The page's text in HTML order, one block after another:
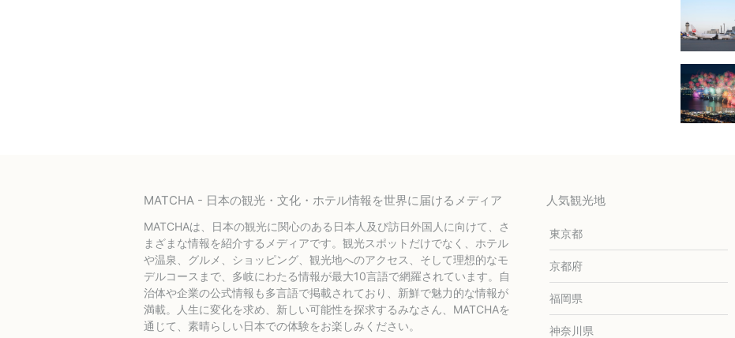
MATCHA - 日本の観光・文化・ホテル情報を世界に届けるメディア
MATCHAは、日本の観光に関心のある日本人及び訪日外国人に向けて、さ
まざまな情報を紹介するメディアです。観光スポットだけでなく、ホテル
や温泉、グルメ、ショッピング、観光地へのアクセス、そして理想的なモ
デルコースまで、多岐にわたる情報が最大10言語で網羅されています。自
治体や企業の公式情報も多言語で掲載されており、新鮮で魅力的な情報が
満載。人生に変化を求め、新しい可能性を探求するみなさん、MATCHAを
通じて、素晴らしい日本での体験をお楽しみください。
人気観光地
東京都
京都府
福岡県
神奈川県